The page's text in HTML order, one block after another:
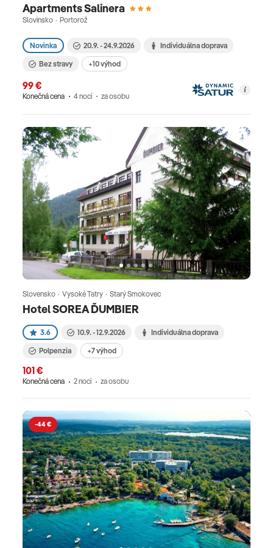
Apartments Salinera
Slovinsko · Portorož
Novinka 20.9. - 24.9.2026 Individuálna doprava
Bez stravy +10 výhod
99 €
Konečná cena 4 nocí za osobu
Hotel SOREA ĎUMBIER
Slovensko · Vysoké Tatry · Starý Smokovec
3.6 10.9. - 12.9.2026 Individuálna doprava
Polpenzia +7 výhod
101 €
Konečná cena 2 nocí za osobu
-44 €